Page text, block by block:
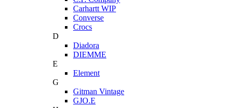
Carhartt WIP
Converse
Crocs
D
Diadora
DIEMME
E
Element
G
Gitman Vintage
GJO.E